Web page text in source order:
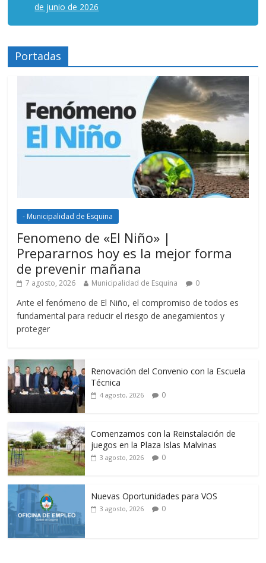
de junio de 2026
Portadas
- Municipalidad de Esquina
Fenomeno de «El Niño» |
Prepararnos hoy es la mejor forma
de prevenir mañana
7 agosto, 2026 Municipalidad de Esquina 0
Ante el fenómeno de El Niño, el compromiso de todos es
fundamental para reducir el riesgo de anegamientos y
proteger
Renovación del Convenio con la Escuela
Técnica
4 agosto, 2026 0
Comenzamos con la Reinstalación de
juegos en la Plaza Islas Malvinas
3 agosto, 2026 0
Nuevas Oportunidades para VOS
3 agosto, 2026 0